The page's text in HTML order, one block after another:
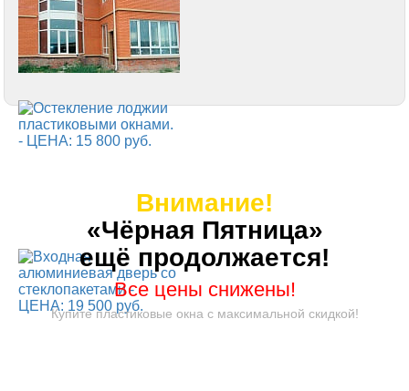
Внимание!
«Чёрная Пятница»
ещё продолжается!
Все цены снижены!
Купите пластиковые окна с максимальной скидкой!